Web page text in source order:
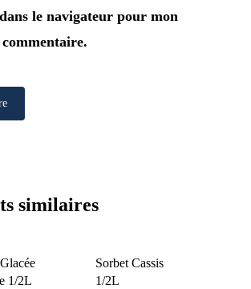
le navigateur pour mon
similaires
1/2L
Sorbet Cassis
1/2L